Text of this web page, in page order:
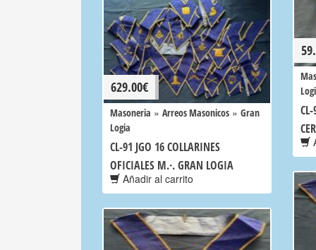
629.00€
Masoneria » Arreos Masonicos » Gran
Logia
CL-91 JGO 16 COLLARINES
OFICIALES M.·. GRAN LOGIA
Añadir al carrito